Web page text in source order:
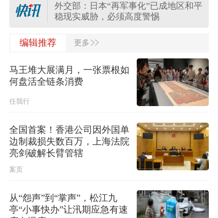
外交部：日本“再军事化”已成地区和平
稳现实威胁，必须高度警惕
外交部：日方应正视国际社会关切，
“白海豚”登陆地点更新！中央气象台升
级台风预警
台风“白海豚”影响我国已成定局 即将
进入48小时台风警戒线
外交部：日本“再军事化”已成地区和平
编辑推荐 更多 >>
马王堆大展满月，一张票根如
何盘活全链条消费
任我行
全国首案！香港公司因外国单
边制裁损失数百万，上海法院
亮剑破解长臂管辖
案页
从“怨声”到“掌声”，松江九
亭“小事快办”让汛期应急有速